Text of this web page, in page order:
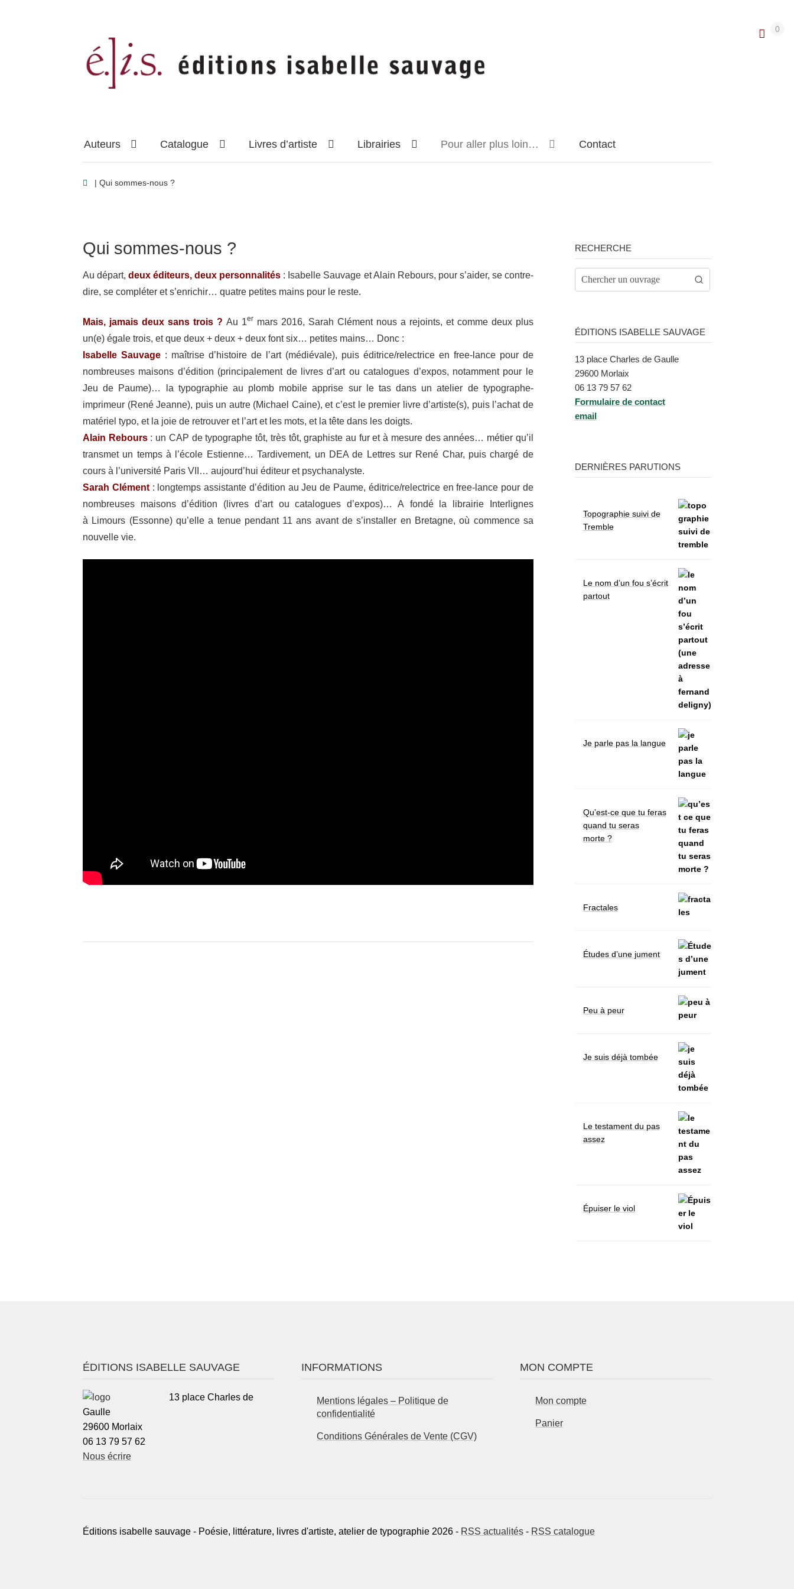
la
navigation
contenu
Auteurs Catalogue Livres d’artiste Librairies Pour aller plus loin… Contact
0
| Qui sommes-​nous ?
Qui sommes-​nous ?
Au départ,deux éditeurs, deux person­na­li­tés : Isabelle Sauvage et Alain Rebours, pour s’aider, se contre­
dire, se complé­ter et s’enrichir… quatre petites mains pour le reste.
Mais, jamais deux sans trois ? Au 1er mars 2016, Sarah Clément nous a rejoints, et comme deux plus
un(e) égale trois, et que deux + deux + deux font six… petites mains… Donc :
Isabelle Sauvage : maîtrise d’histoire de l’art (médié­vale), puis éditrice/​relectrice en free-​lance pour de
nombreuses maisons d’édition (prin­ci­pa­le­ment de livres d’art ou cata­logues d’expos, notam­ment pour le
Jeu de Paume)… la typo­gra­phie au plomb mobile apprise sur le tas dans un atelier de typographe-​
imprimeur (René Jeanne), puis un autre (Michael Caine), et c’est le premier livre d’artiste(s), puis l’achat de
maté­riel typo, et la joie de retrou­ver et l’art et les mots, et la tête dans les doigts.
Alain Rebours: un CAP de typo­graphe tôt, très tôt, graphiste au fur et à mesure des années… métier qu’il
trans­met un temps à l’école Estienne… Tardi­ve­ment, un DEA de Lettres sur René Char, puis chargé de
cours à l’université Paris VII… aujourd’hui éditeur et psychanalyste.
Sarah Clément : long­temps assis­tante d’édition au Jeu de Paume, éditrice/​relectrice en free-​lance pour de
nombreuses maisons d’édition (livres d’art ou cata­logues d’expos)… A fondé la librai­rie Inter­lignes
à Limours (Essonne) qu’elle a tenue pendant 11 ans avant de s’installer en Bretagne, où commence sa
nouvelle vie.
RECHERCHE
ÉDITIONS ISABELLE SAUVAGE
13 place Charles de Gaulle
29600 Morlaix
06 13 79 57 62
Formu­laire de contact
email
DERNIÈRES PARUTIONS
Topographie suivi de
Tremble
Le nom d’un fou s’écrit
partout
Je parle pas la langue
Qu’est-ce que tu feras
quand tu seras
morte ?
Fractales
Études d’une jument
Peu à peur
Je suis déjà tombée
Le testament du pas
assez
Épuiser le viol
ÉDITIONS ISABELLE SAUVAGE
13 place Charles de
Gaulle
29600 Morlaix
06 13 79 57 62
Nous écrire
INFORMATIONS
Mentions légales – Politique de
confidentialité
Conditions Générales de Vente (CGV)
MON COMPTE
Mon compte
Panier
Éditions isabelle sauvage - Poésie, littérature, livres d'artiste, atelier de typographie 2026 - RSS actualités - RSS catalogue